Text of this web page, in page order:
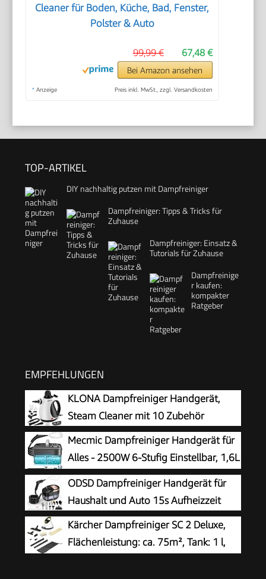
Cleaner für Boden, Küche, Bad, Fenster,
Polster & Auto
67,48 €
99,99 €
Bei Amazon ansehen
* Anzeige Preis inkl. MwSt., zzgl. Versandkosten
TOP-ARTIKEL
DIY nachhaltig putzen mit Dampfreiniger
Dampfreiniger: Tipps & Tricks für
Zuhause
Dampfreiniger: Einsatz &
Tutorials für Zuhause
Dampfreinige
r kaufen:
kompakter
Ratgeber
EMPFEHLUNGEN
KLONA Dampfreiniger Handgerät,
Steam Cleaner mit 10 Zubehör
Mecmic Dampfreiniger Handgerät für
Alles - 2500W 6-Stufig Einstellbar, 1,6L
Wassertank, 120 °C Dampf, 15s
Aufheizzeit, Tragbar mit 10 Zubehörteilen,
Dampfreinigung für Boden,
Polstermöbel,Fenster,Auto
ODSD Dampfreiniger Handgerät für
Haushalt und Auto 15s Aufheizzeit
Kärcher Dampfreiniger SC 2 Deluxe,
Flächenleistung: ca. 75m², Tank: 1 l,